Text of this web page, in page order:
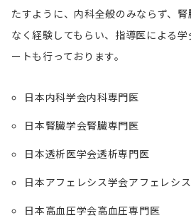
たすように、内科全般のみならず、
なく経験してもらい、指導医による
ートも行っております。
日本内科学会内科専門医
日本腎臓学会腎臓専門医
日本透析医学会透析専門医
日本アフェレシス学会アフェレシ
日本高血圧学会高血圧専門医